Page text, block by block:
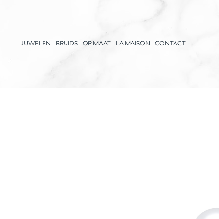
JUWELEN BRUIDS OP MAAT LA MAISON CONTACT